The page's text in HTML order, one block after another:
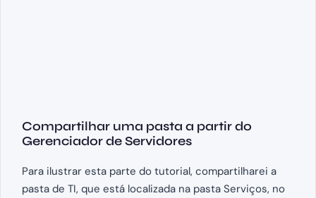
Compartilhar uma pasta a partir do
Gerenciador de Servidores
Para ilustrar esta parte do tutorial, compartilharei a
pasta de TI, que está localizada na pasta Serviços, no